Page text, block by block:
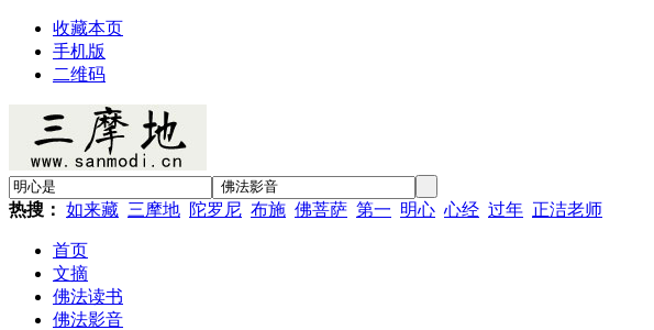
收藏本页
手机版
二维码
热搜： 如来藏 三摩地 陀罗尼 布施 佛菩萨 第一 明心 心经 过年 正洁老师
首页
文摘
佛法读书
佛法影音